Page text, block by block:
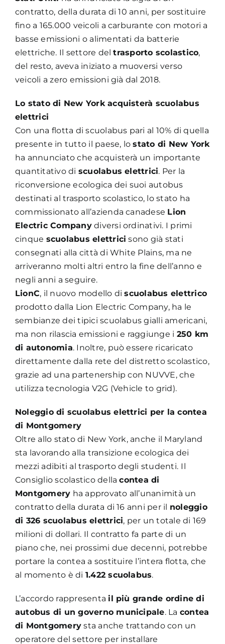
contratto, della durata di 10 anni, per sostituire
fino a 165.000 veicoli a carburante con motori a
basse emissioni o alimentati da batterie
elettriche. Il settore deltrasporto scolastico,
del resto, aveva iniziato a muoversi verso
veicoli a zero emissioni già dal 2018.
Lo stato di New York acquisterà scuolabus
elettrici
Con una flotta di scuolabus pari al 10% di quella
presente in tutto il paese, lostato di New York
ha annunciato che acquisterà un importante
quantitativo di scuolabus elettrici. Per la
riconversione ecologica dei suoi autobus
destinati al trasporto scolastico, lo stato ha
commissionato all’azienda canadese Lion
Electric Companydiversi ordinativi. I primi
cinque scuolabus elettrici sono già stati
consegnati alla città di White Plains, ma ne
arriveranno molti altri entro la fine dell’anno e
negli anni a seguire.
LionC, il nuovo modello discuolabus elettrico
prodotto dalla Lion Electric Company, ha le
sembianze dei tipici scuolabus gialli americani,
ma non rilascia emissioni e raggiunge i 250 km
di autonomia. Inoltre, può essere ricaricato
direttamente dalla rete del distretto scolastico,
grazie ad una partenership con NUVVE, che
utilizza tecnologia V2G (Vehicle to grid).
Noleggio di scuolabus elettrici per la contea
di Montgomery
Oltre allo stato di New York, anche il Maryland
sta lavorando alla transizione ecologica dei
mezzi adibiti al trasporto degli studenti. Il
Consiglio scolastico dellacontea di
Montgomery ha approvato all’unanimità un
contratto della durata di 16 anni per il noleggio
di 326 scuolabus elettrici, per un totale di 169
milioni di dollari. Il contratto fa parte di un
piano che, nei prossimi due decenni, potrebbe
portare la contea a sostituire l’intera flotta, che
al momento è di 1.422 scuolabus.
L’accordo rappresenta il più grande ordine di
autobus di un governo municipale. La contea
di Montgomery sta anche trattando con un
operatore del settore per installare